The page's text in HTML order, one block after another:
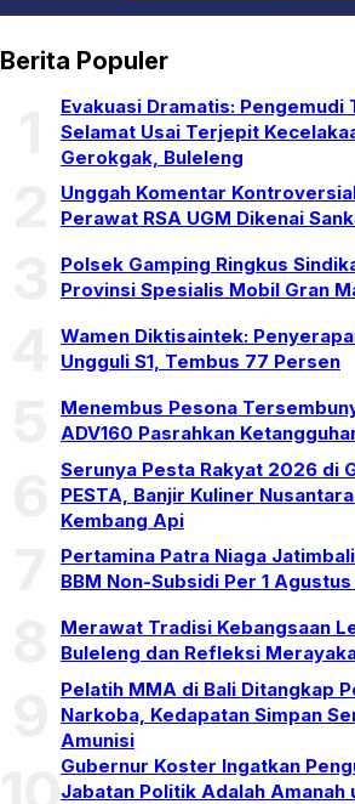
Berita Populer
Evakuasi Dramatis: Pengemudi
Selamat Usai Terjepit
Gerokgak, Buleleng
Unggah Komentar
Perawat RSA UGM Dikenai
Polsek Gamping Ringkus
Provinsi Spesialis Mobil Gran
Wamen Diktisaintek:
Ungguli S1, Tembus 77 Persen
Menembus Pesona
ADV160 Pasrahkan
Serunya Pesta Rakyat 2026 di
PESTA, Banjir Kuliner
Kembang Api
Pertamina Patra Niaga
BBM Non-Subsidi Per 1
Merawat Tradisi Kebangsaan
Buleleng dan Refleksi
Pelatih MMA di Bali Ditangkap
Narkoba, Kedapatan Simpan
Amunisi
Gubernur Koster Ingatkan
Jabatan Politik Adalah Amanah